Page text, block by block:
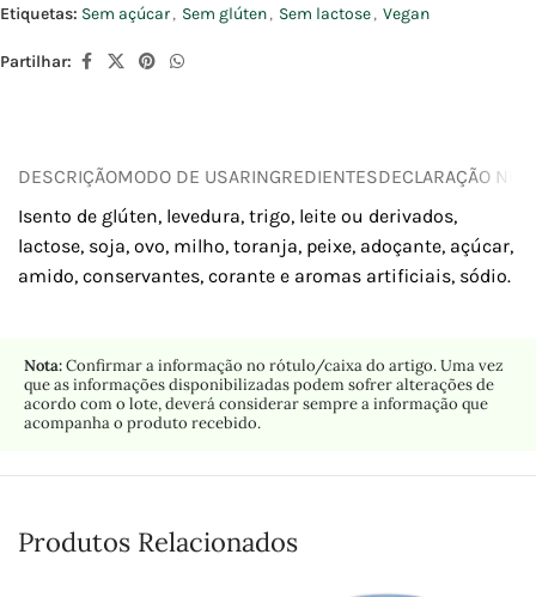
Etiquetas: Sem açúcar, Sem glúten, Sem lactose, Vegan
Partilhar:
DESCRIÇÃOMODO DE USARINGREDIENTESDECLARAÇÃO
Isento de glúten, levedura, trigo, leite ou derivados,
lactose, soja, ovo, milho, toranja, peixe, adoçante, açúcar,
amido, conservantes, corante e aromas artificiais, sódio.
Nota:Confirmar a informação no rótulo/caixa do artigo. Uma vez
que as informações disponibilizadas podem sofrer alterações de
acordo com o lote, deverá considerar sempre a informação que
acompanha o produto recebido.
Produtos Relacionados